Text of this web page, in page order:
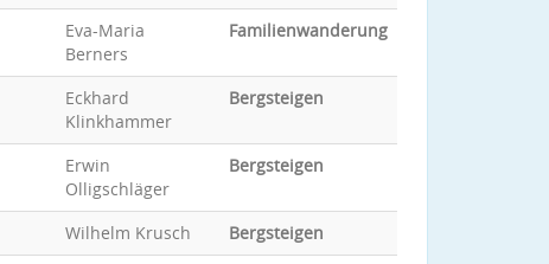
Eva-Maria
Berners
Familienwanderung
Eckhard
Klinkhammer
Bergsteigen
Erwin
Olligschläger
Bergsteigen
Wilhelm Krusch
Bergsteigen